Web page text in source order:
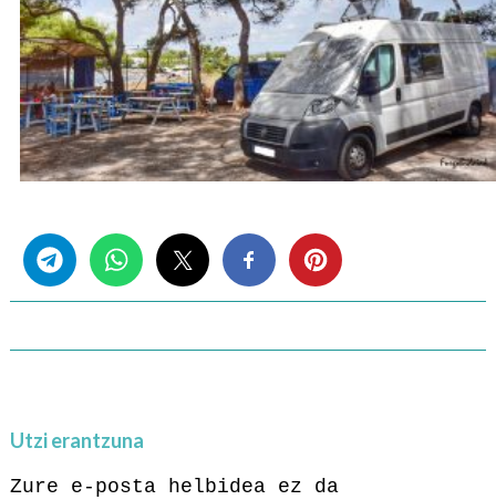
Utzi erantzuna
Zure e-posta helbidea ez da